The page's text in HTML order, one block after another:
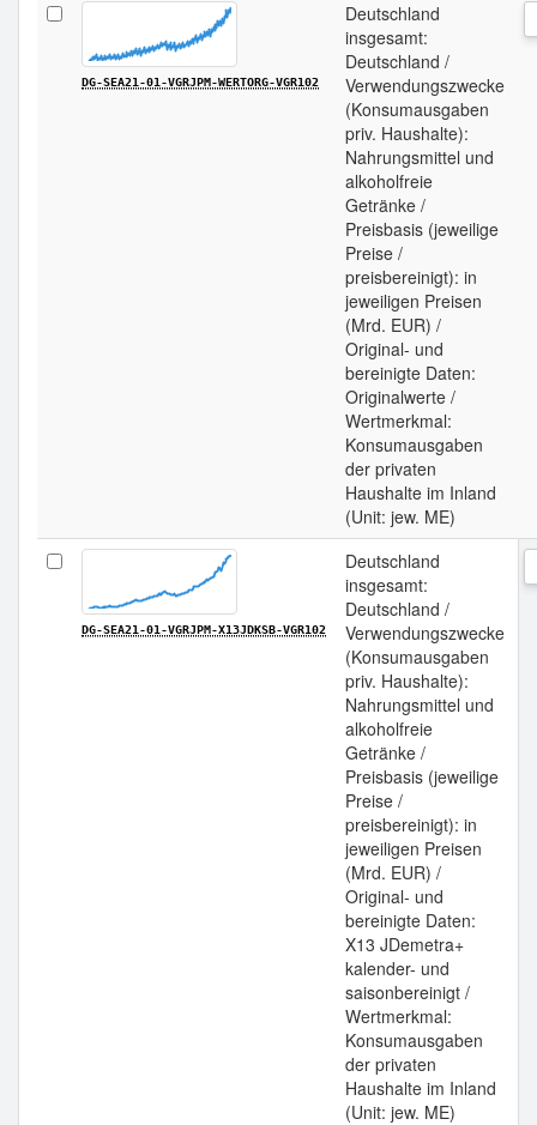
DG-SEA21-01-VGRJPM-WERTORG-VGR102
Deutschland
insgesamt:
Deutschland /
Verwendungszwecke
(Konsumausgaben
priv. Haushalte):
Nahrungsmittel und
alkoholfreie
Getränke /
Preisbasis (jeweilige
Preise /
preisbereinigt): in
jeweiligen Preisen
(Mrd. EUR) /
Original- und
bereinigte Daten:
Originalwerte /
Wertmerkmal:
Konsumausgaben
der privaten
Haushalte im Inland
(Unit: jew. ME)
DG-SEA21-01-VGRJPM-X13JDKSB-VGR102
Deutschland
insgesamt:
Deutschland /
Verwendungszwecke
(Konsumausgaben
priv. Haushalte):
Nahrungsmittel und
alkoholfreie
Getränke /
Preisbasis (jeweilige
Preise /
preisbereinigt): in
jeweiligen Preisen
(Mrd. EUR) /
Original- und
bereinigte Daten:
X13 JDemetra+
kalender- und
saisonbereinigt /
Wertmerkmal:
Konsumausgaben
der privaten
Haushalte im Inland
(Unit: jew. ME)